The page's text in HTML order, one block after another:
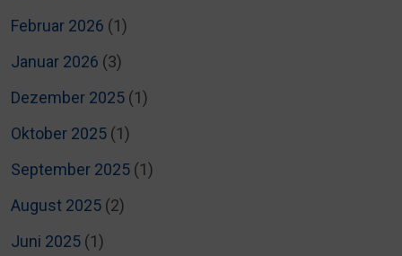
Februar 2026 (1)
Januar 2026 (3)
Dezember 2025 (1)
Oktober 2025 (1)
September 2025 (1)
August 2025 (2)
Juni 2025 (1)